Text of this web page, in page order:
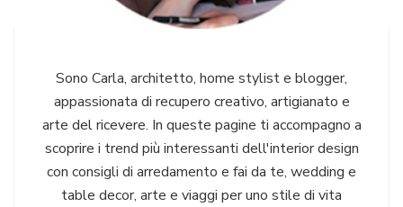
Sono Carla, architetto, home stylist e blogger,
appassionata di recupero creativo, artigianato e
arte del ricevere. In queste pagine ti accompagno a
scoprire i trend più interessanti dell'interior design
con consigli di arredamento e fai da te, wedding e
table decor, arte e viaggi per uno stile di vita